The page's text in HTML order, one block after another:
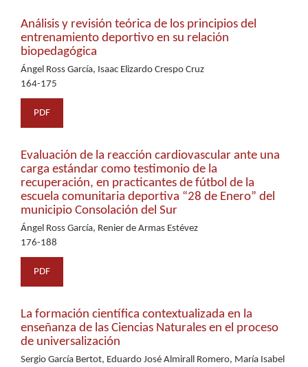
Análisis y revisión teórica de los principios del
entrenamiento deportivo en su relación
biopedagógica
Ángel Ross García, Isaac Elizardo Crespo Cruz
164-175
PDF
Evaluación de la reacción cardiovascular ante una
carga estándar como testimonio de la
recuperación, en practicantes de fútbol de la
escuela comunitaria deportiva “28 de Enero” del
municipio Consolación del Sur
Ángel Ross García, Renier de Armas Estévez
176-188
PDF
La formación científica contextualizada en la
enseñanza de las Ciencias Naturales en el proceso
de universalización
Sergio García Bertot, Eduardo José Almirall Romero, María Isabel